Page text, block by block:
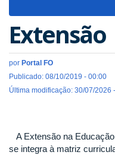
Extensão
por Portal FO
Publicado: 08/10/2019 - 00:00
Última modificação: 30/07/2026
A Extensão na
se integra à matriz